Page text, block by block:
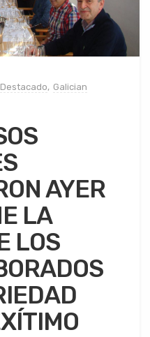
Destacado, Galician
AYER
LA
LOS